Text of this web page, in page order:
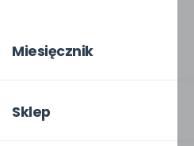
Miesięcznik
W numerze
Sklep